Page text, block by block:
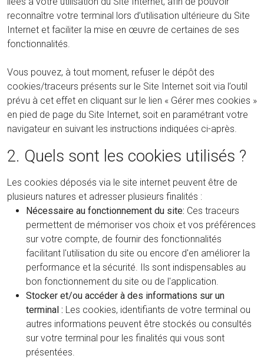
reconnaître votre terminal lors d’utilisation ultérieure du Site
Internet et faciliter la mise en œuvre de certaines de ses
fonctionnalités.
Vous pouvez, à tout moment, refuser le dépôt des
cookies/traceurs présents sur le Site Internet soit via l’outil
prévu à cet effet en cliquant sur le lien « Gérer mes cookies »
en pied de page du Site Internet, soit en paramétrant votre
navigateur en suivant les instructions indiquées ci-après.
2. Quels sont les cookies utilisés ?
Les cookies déposés via le site internet peuvent être de
plusieurs natures et adresser plusieurs finalités :
Nécessaire au fonctionnement du site: Ces traceurs
permettent de mémoriser vos choix et vos préférences
sur votre compte, de fournir des fonctionnalités
facilitant l'utilisation du site ou encore d'en améliorer la
performance et la sécurité. Ils sont indispensables au
bon fonctionnement du site ou de l'application.
Stocker et/ou accéder à des informations sur un
terminal : Les cookies, identifiants de votre terminal ou
autres informations peuvent être stockés ou consultés
sur votre terminal pour les finalités qui vous sont
présentées.